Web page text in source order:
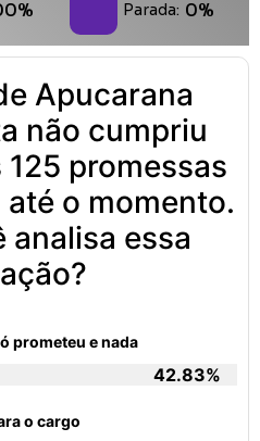
Parada: 0%
Apucarana
não cumpriu
promessas
o momento.
analisa essa
prometeu e nada
42.83%
o cargo